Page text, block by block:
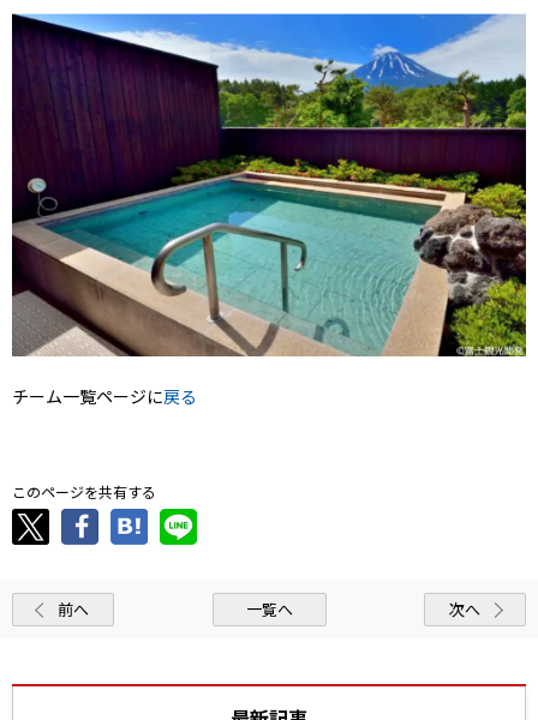
チーム一覧ページに戻る
このページを共有する
前へ 一覧へ 次へ